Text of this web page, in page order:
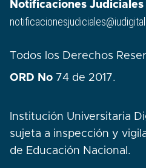
Notificaciones Judiciales
Todos los Derechos
ORD No 74 de 2017.
Institución Universitaria
sujeta a inspección y
de Educación Nacional.